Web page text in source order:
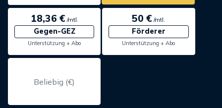
18,36 €/mtl.
Gegen-GEZ
Unterstützung + Abo
50 € /mtl.
Förderer
Unterstützung + Abo